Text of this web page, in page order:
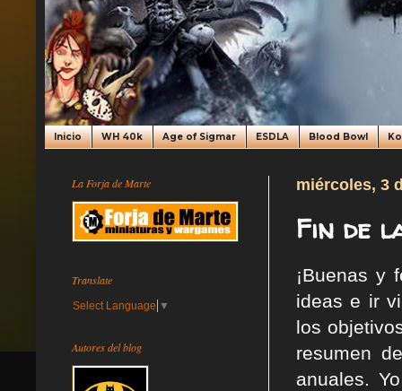
Inicio WH 40k Age of Sigmar ESDLA Blood Bowl
miércoles, 3
Fin de
¡Buenas y
ideas e ir
los
resumen
anuales.
La Forja de Marte
Translate
Select Language ▼
Autores del blog